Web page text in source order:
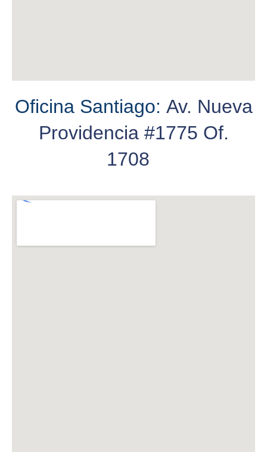
Oficina Santiago: Av. Nueva
Providencia #1775 Of.
1708